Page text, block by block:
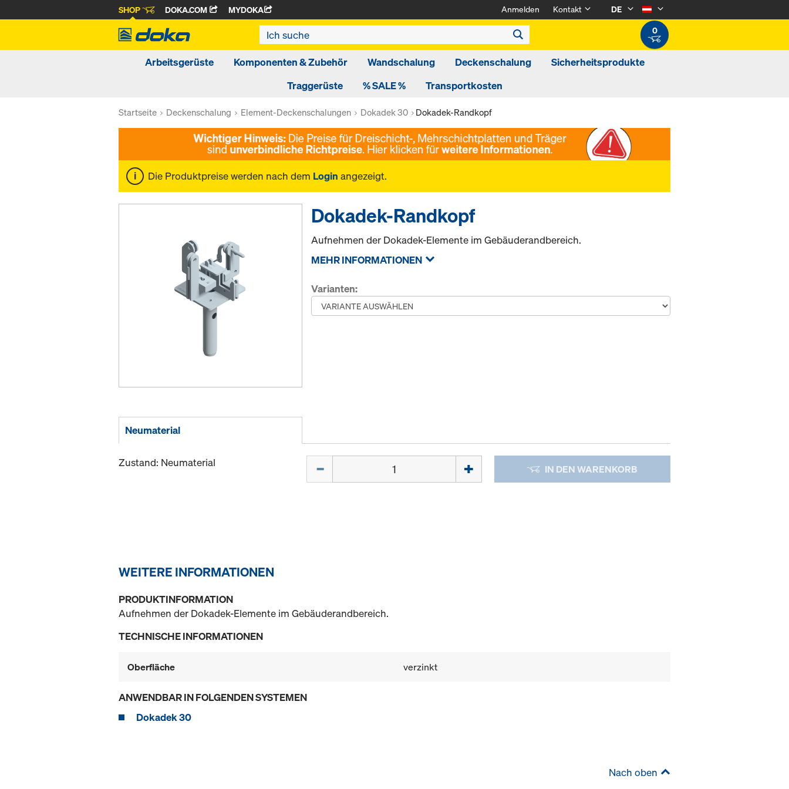
SHOP DOKA.COM MYDOKA Anmelden Kontakt
DE
0
Arbeitsgerüste Komponenten & Zubehör Wandschalung Deckenschalung
Sicherheitsprodukte
Traggerüste
% SALE % Transportkosten
Startseite Deckenschalung Element-Deckenschalungen Dokadek 30 Dokadek-Randkopf
Die Produktpreise werden nach dem Login angezeigt.
Dokadek-Randkopf
Aufnehmen der Dokadek-Elemente im Gebäuderandbereich.
MEHR INFORMATIONEN
Varianten:
Neumaterial
Zustand: Neumaterial IN DEN WARENKORB
WEITERE INFORMATIONEN
PRODUKTINFORMATION
Aufnehmen der Dokadek-Elemente im Gebäuderandbereich.
TECHNISCHE INFORMATIONEN
Oberfläche verzinkt
ANWENDBAR IN FOLGENDEN SYSTEMEN
Dokadek 30
Nach oben